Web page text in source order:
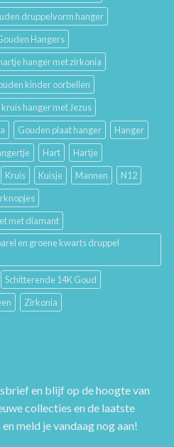
druppelvorm hanger
Hangers
hanger met zirkonia
kinder oorbellen
hanger met Jezus
Gouden plaat hanger
Hanger
Hart
Hartje
Kruis Kuisje Mannen
N12
met diamant
en groene kwarts druppel
Schitterende 14K Goud
Zirkonia
en blijf op de hoogte van
collecties en de laatste
meld je vandaag nog aan!